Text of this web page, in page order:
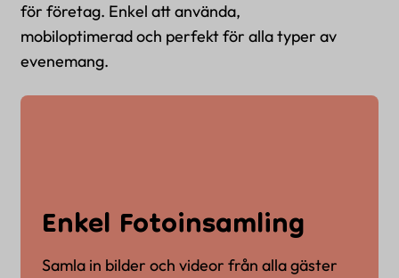
för företag. Enkel att använda,
mobiloptimerad och perfekt för alla typer av
evenemang.
Enkel Fotoinsamling
Samla in bilder och videor från alla gäster